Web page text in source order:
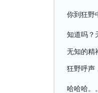
你到狂野
知道吗？
无知的精
狂野呼声
哈哈哈。